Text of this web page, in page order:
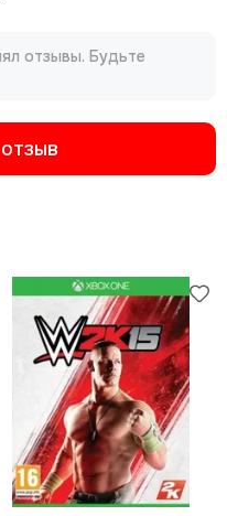
отзывы. Будьте